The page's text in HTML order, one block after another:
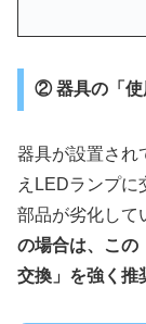
② 器具の「使
器具が設置され
えLEDランプに
部品が劣化して
の場合は、この
交換」を強く推